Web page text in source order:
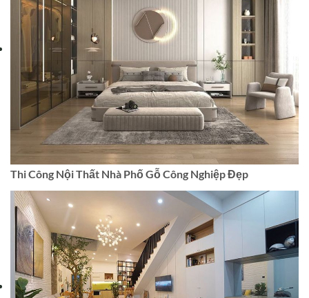
Thi Công Nội Thất Nhà Phố Gỗ Công Nghiệp Đẹp